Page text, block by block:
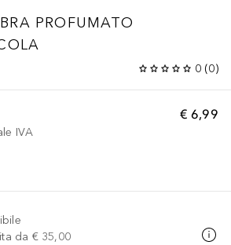
PROFUMATO
0 (0)
€ 6,99
IVA
da € 35,00